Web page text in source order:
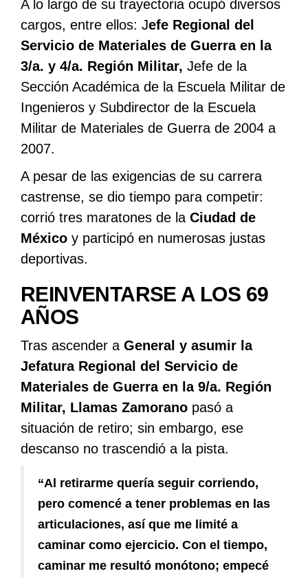
A lo largo de su trayectoria ocupó diversos
cargos, entre ellos: Jefe Regional del
Servicio de Materiales de Guerra en la
3/a. y 4/a. Región Militar, Jefe de la
Sección Académica de la Escuela Militar de
Ingenieros y Subdirector de la Escuela
Militar de Materiales de Guerra de 2004 a
2007.
A pesar de las exigencias de su carrera
castrense, se dio tiempo para competir:
corrió tres maratones de la Ciudad de
México y participó en numerosas justas
deportivas.
REINVENTARSE A LOS 69
AÑOS
Tras ascender a General y asumir la
Jefatura Regional del Servicio de
Materiales de Guerra en la 9/a. Región
Militar, Llamas Zamorano pasó a
situación de retiro; sin embargo, ese
descanso no trascendió a la pista.
“Al retirarme quería seguir corriendo,
pero comencé a tener problemas en las
articulaciones, así que me limité a
caminar como ejercicio. Con el tiempo,
caminar me resultó monótono; empecé